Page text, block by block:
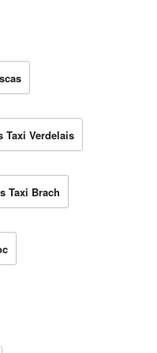
Taxi Verdelais
Taxi Brach